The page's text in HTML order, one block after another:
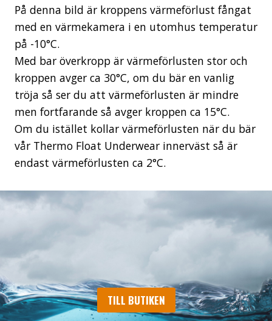
På denna bild är kroppens värmeförlust fångat
med en värmekamera i en utomhus temperatur
på -10°C.
Med bar överkropp är värmeförlusten stor och
kroppen avger ca 30°C, om du bär en vanlig
tröja så ser du att värmeförlusten är mindre
men fortfarande så avger kroppen ca 15°C.
Om du istället kollar värmeförlusten när du bär
vår Thermo Float Underwear innerväst så är
endast värmeförlusten ca 2°C.
TILL BUTIKEN